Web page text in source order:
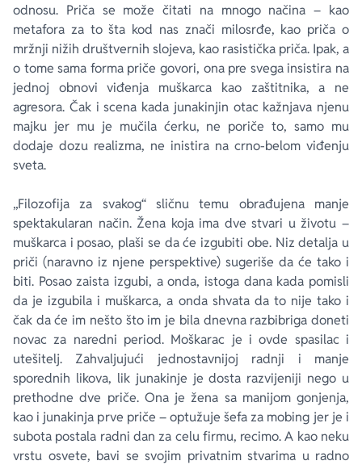
odnosu. Priča se može čitati na mnogo načina – kao
metafora za to šta kod nas znači milosrđe, kao priča o
mržnji nižih društvernih slojeva, kao rasistička priča. Ipak, a
o tome sama forma priče govori, ona pre svega insistira na
jednoj obnovi viđenja muškarca kao zaštitnika, a ne
agresora. Čak i scena kada junakinjin otac kažnjava njenu
majku jer mu je mučila ćerku, ne poriče to, samo mu
dodaje dozu realizma, ne inistira na crno-belom viđenju
sveta.
„Filozofija za svakog“ sličnu temu obrađujena manje
spektakularan način. Žena koja ima dve stvari u životu –
muškarca i posao, plaši se da će izgubiti obe. Niz detalja u
priči (naravno iz njene perspektive) sugeriše da će tako i
biti. Posao zaista izgubi, a onda, istoga dana kada pomisli
da je izgubila i muškarca, a onda shvata da to nije tako i
čak da će im nešto što im je bila dnevna razbibriga doneti
novac za naredni period. Moškarac je i ovde spasilac i
utešitelj. Zahvaljujući jednostavnijoj radnji i manje
sporednih likova, lik junakinje je dosta razvijeniji nego u
prethodne dve priče. Ona je žena sa manijom gonjenja,
kao i junakinja prve priče – optužuje šefa za mobing jer je i
subota postala radni dan za celu firmu, recimo. A kao neku
vrstu osvete, bavi se svojim privatnim stvarima u radno